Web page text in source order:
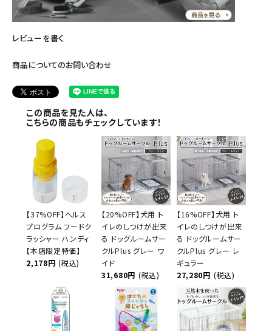
レビューを書く
商品についてのお問い合わせ
この商品を見た人は、
こちらの商品もチェックしています！
【37%OFF】ヘルス
プログラム フードク
ラッシャー ハンディ
【本店限定特価】
2,178円 (税込)
【20%OFF】犬用 ト
イレのしつけが出来
る ドッグルームサー
クルPlus グレー ワ
イド
31,680円 (税込)
【16%OFF】犬用 ト
イレのしつけが出来
る ドッグルームサー
クルPlus グレー レ
ギュラー
27,280円 (税込)